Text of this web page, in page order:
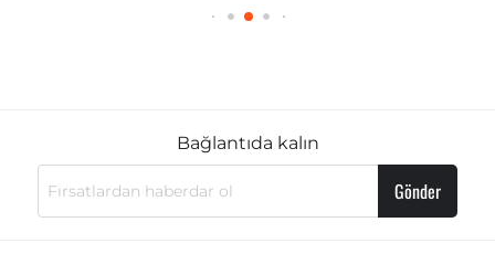
Bağlantıda kalın
Gönder